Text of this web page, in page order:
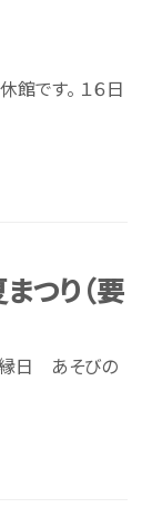
館です。 １６日
つり（要
縁日 あそびの